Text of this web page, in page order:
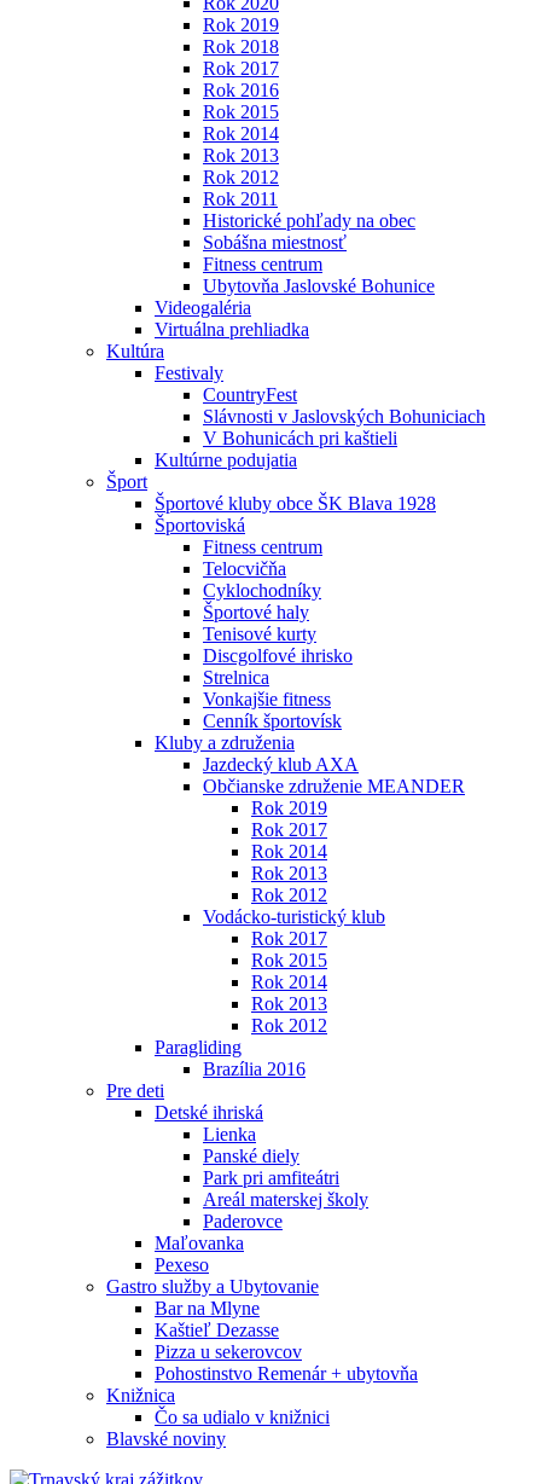
Rok 2019
Rok 2018
Rok 2017
Rok 2016
Rok 2015
Rok 2014
Rok 2013
Rok 2012
Rok 2011
Historické pohľady na obec
Sobášna miestnosť
Fitness centrum
Ubytovňa Jaslovské Bohunice
Videogaléria
Virtuálna prehliadka
Kultúra
Festivaly
CountryFest
Slávnosti v Jaslovských Bohuniciach
V Bohunicách pri kaštieli
Kultúrne podujatia
Šport
Športové kluby obce ŠK Blava 1928
Športoviská
Fitness centrum
Telocvičňa
Cyklochodníky
Športové haly
Tenisové kurty
Discgolfové ihrisko
Strelnica
Vonkajšie fitness
Cenník športovísk
Kluby a združenia
Jazdecký klub AXA
Občianske združenie MEANDER
Rok 2019
Rok 2017
Rok 2014
Rok 2013
Rok 2012
Vodácko-turistický klub
Rok 2017
Rok 2015
Rok 2014
Rok 2013
Rok 2012
Paragliding
Brazília 2016
Pre deti
Detské ihriská
Lienka
Panské diely
Park pri amfiteátri
Areál materskej školy
Paderovce
Maľovanka
Pexeso
Gastro služby a Ubytovanie
Bar na Mlyne
Kaštieľ Dezasse
Pizza u sekerovcov
Pohostinstvo Remenár + ubytovňa
Knižnica
Čo sa udialo v knižnici
Blavské noviny